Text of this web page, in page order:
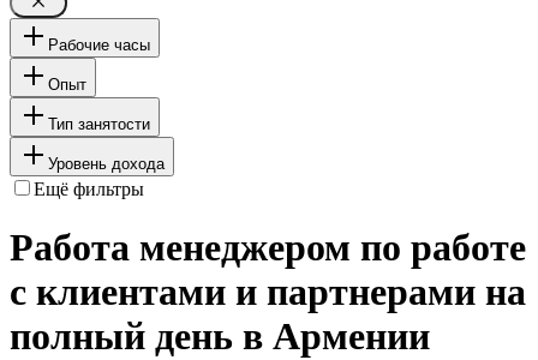
Рабочие часы
Опыт
Тип занятости
Уровень дохода
Ещё фильтры
Работа менеджером по работе
с клиентами и партнерами на
полный день в Армении